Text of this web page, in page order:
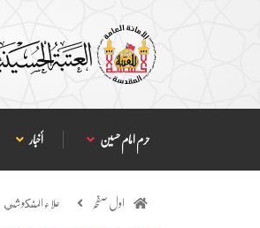
حرم امام حسین أخبار
اول صفحہ علاء المنكوشي